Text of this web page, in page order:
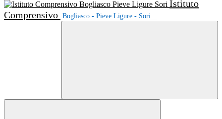
Istituto
Comprensivo Bogliasco - Pieve Ligure - Sori